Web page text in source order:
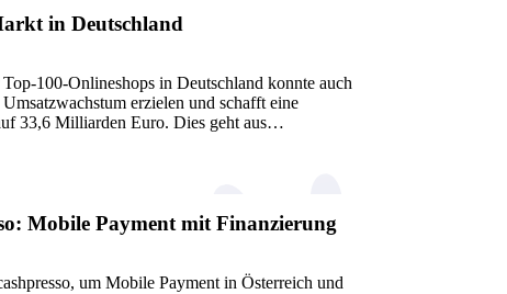
in Deutschland
100-Onlineshops in Deutschland konnte auch
erzielen und schafft eine
33,6 Milliarden Euro. Dies geht aus…
Mobile Payment mit Finanzierung
um Mobile Payment in Österreich und